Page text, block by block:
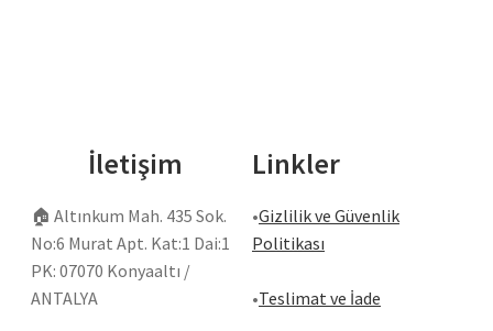
İletişim
🏠 Altınkum Mah. 435 Sok.
No:6 Murat Apt. Kat:1 Dai:1
PK: 07070 Konyaaltı /
ANTALYA
Linkler
•Gizlilik ve Güvenlik
Politikası
•Teslimat ve İade